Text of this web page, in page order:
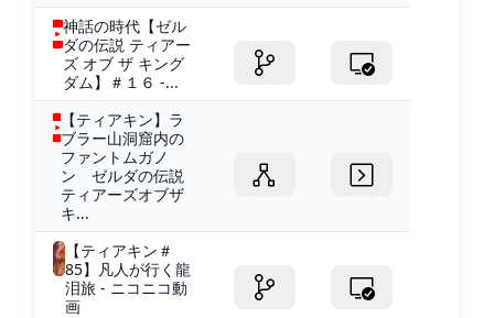
神話の時代【ゼル
ダの伝説 ティアー
ズ オブ ザ キング
ダム】＃１６ -...
【ティアキン】ラ
ブラー山洞窟内の
ファントムガノ
ン ゼルダの伝説
ティアーズオブザ
キ...
【ティアキン＃
85】凡人が行く龍
泪旅 - ニコニコ動
画